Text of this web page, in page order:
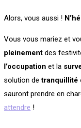
Alors, vous aussi !
Vous vous mariez et
pleinement des
l’occupation et la
solution detranquillité
sauront prendre en
attendre !